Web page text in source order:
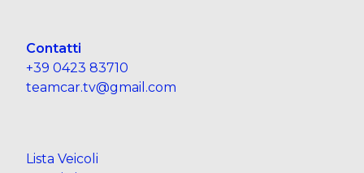
Contatti
+39 0423 83710
teamcar.tv@gmail.com
Lista Veicoli